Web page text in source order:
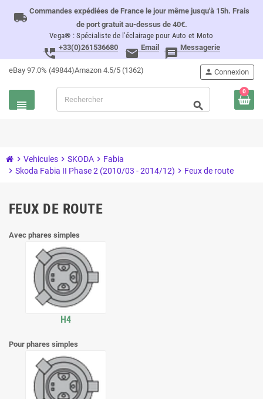
local_shipping Commandes expédiées de France le jour même jusqu'à 15h. Frais
de port gratuit au-dessus de 40€.
Vega® : Spécialiste de l'éclairage pour Auto et Moto
perm_phone_msg +33(0)261536680 email Email message Messagerie
eBay 97.0% (49844)Amazon 4.5/5 (1362)
view_headline
person Connexion
search
0
chevron_right Vehicules chevron_right SKODA chevron_right Fabia
chevron_right Skoda Fabia II Phase 2 (2010/03 - 2014/12) chevron_right Feux de route
FEUX DE ROUTE
Avec phares simples
H4
Pour phares simples